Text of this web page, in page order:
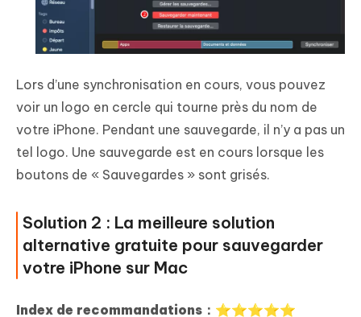
Lors d’une synchronisation en cours, vous pouvez
voir un logo en cercle qui tourne près du nom de
votre iPhone. Pendant une sauvegarde, il n’y a pas un
tel logo. Une sauvegarde est en cours lorsque les
boutons de « Sauvegardes » sont grisés.
Solution 2 : La meilleure solution
alternative gratuite pour sauvegarder
votre iPhone sur Mac
Index de recommandations：⭐⭐⭐⭐⭐